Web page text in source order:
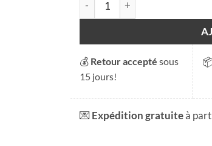
💰 Retour accepté sous
15 jours!
💌Expédition gratuiteà